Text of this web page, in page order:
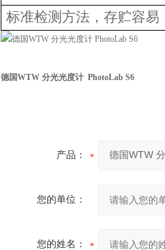
标准检测方法，存贮容易
德国WTW 分光光度计 PhotoLab S6
产品：
您的单位：
您的姓名：